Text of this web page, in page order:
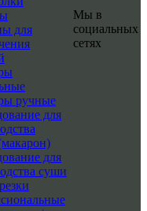
для
ручные
для
для
суши
Мы в
социальных
сетях